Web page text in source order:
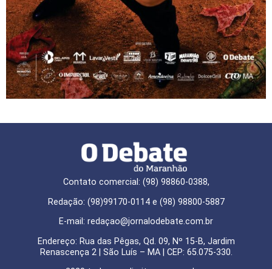
Contato comercial: (98) 98860-0388,
Redação: (98)99170-0114 e (98) 98800-5887
E-mail: redaçao@jornalodebate.com.br
Endereço: Rua das Pêgas, Qd. 09, Nº 15-B, Jardim
Renascença 2 | São Luís – MA | CEP: 65.075-330.